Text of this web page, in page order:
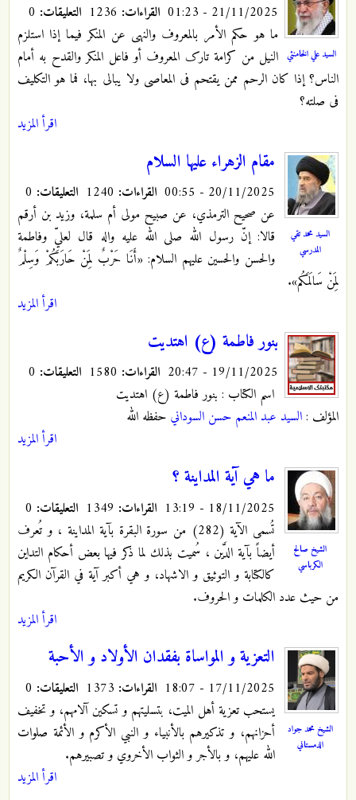
السيد علي الخامنئي
21/11/2025 - 01:23 القراءات: التعليقات:
ما هو حکم الأمر بالمعروف والنهی عن المنکر فیما إذا استلزم
النیل من کرامة تارک المعروف أو فاعل المنکر والقدح به أمام
الناس؟ إذا کان الرحم ممن یقتحم فی المعاصی ولا یبالی بها، فما هو التکلیف
فی صلته؟
اقرأ المزيد
السيد محمد تقي
المدرسي
مقام الزهراء عليها السلام
20/11/2025 - 00:55 القراءات: التعليقات:
عن صحيح الترمذي، عن صبيح مولى أم سلمة، وزيد بن أرقم
قالا: إنّ رسول الله صلى الله عليه واله قال لعليّ وفاطمة
والحسن والحسين عليهم السلام: «أَنَا حَرْبٌ لِمَنْ حَارَبَكُمْ وَسِلْمٌ
لِمَنْ سَالَمَكُم».
اقرأ المزيد
بنور فاطمة (ع) اهتديت
19/11/2025 - 20:47 القراءات: التعليقات:
اسم الکتاب : بنور فاطمة (ع) اهتديت
المؤلف :السيد عبد المنعم حسن السوداني حفظه الله
اقرأ المزيد
الشيخ صالح
الكرباسي
ما هي آية المداينة ؟
18/11/2025 - 13:19 القراءات: التعليقات:
تُسمى الآية (282) من سورة البقرة بآية المداينة ، و تُعرف
أيضاً بآية الدَّين ، سُميت بذلك لما ذكر فيها بعض أحكام التداين
كالكتابة و التوثيق و الاشهاد، و هي أكبر آية في القرآن الكريم
من حيث عدد الكلمات و الحروف.
اقرأ المزيد
الشيخ محمد جواد
الدمستاني
التعزية و المواساة بفقدان الأولاد و الأحبة
17/11/2025 - 18:07 القراءات: التعليقات:
يستحب تعزية أهل الميت، بتسليتهم و تسكين آلامهم، و تخفيف
أحزانهم، و تذكيرهم بالأنبياء و النبي الأكرم و الأئمة صلوات
الله عليهم، و بالأجر و الثواب الأخروي و تصبيرهم.
اقرأ المزيد